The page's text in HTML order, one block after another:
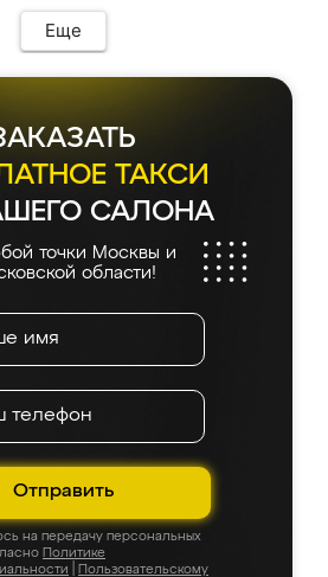
на свое место без
Качеством осталась
так, как и ожидала.
Еще
ТАКСИ
САЛОНА
точки Москвы и
области!
Отправить
на передачу персональных
Политике
Пользовательскому